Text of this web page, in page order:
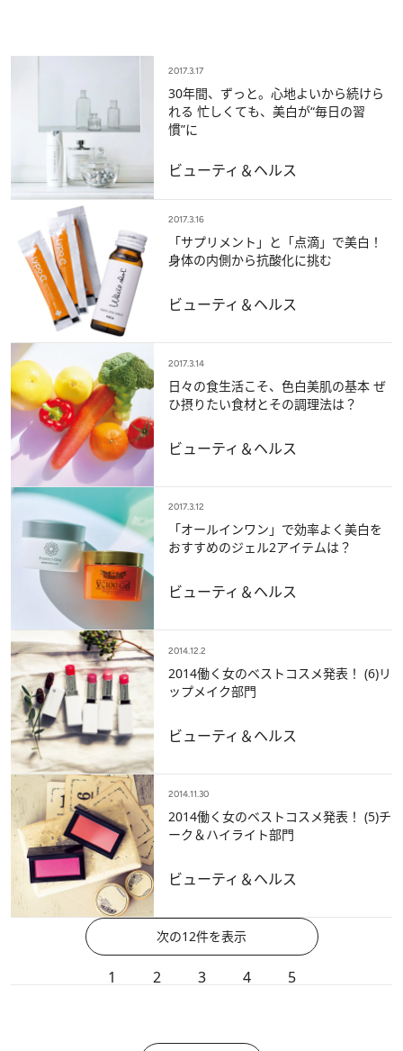
2017.3.17
30年間、ずっと。心地よいから続けら
れる 忙しくても、美白が“毎日の習
慣”に
ビューティ＆ヘルス
2017.3.16
「サプリメント」と「点滴」で美白！
身体の内側から抗酸化に挑む
ビューティ＆ヘルス
2017.3.14
日々の食生活こそ、色白美肌の基本 ぜ
ひ摂りたい食材とその調理法は？
ビューティ＆ヘルス
2017.3.12
「オールインワン」で効率よく美白を
おすすめのジェル2アイテムは？
ビューティ＆ヘルス
2014.12.2
2014働く女のベストコスメ発表！ (6)リ
ップメイク部門
ビューティ＆ヘルス
2014.11.30
2014働く女のベストコスメ発表！ (5)チ
ーク＆ハイライト部門
ビューティ＆ヘルス
次の12件を表示
1 2 3 4 5